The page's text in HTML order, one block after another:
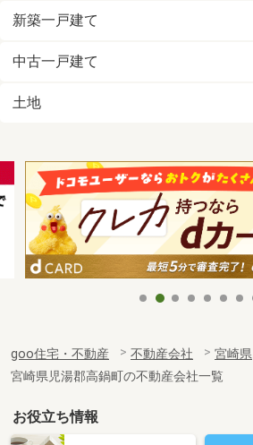
新築一戸建て
中古一戸建て
土地
goo住宅・不動産 不動産会社 宮崎県
宮崎県児湯郡高鍋町の不動産会社一覧
お役立ち情報